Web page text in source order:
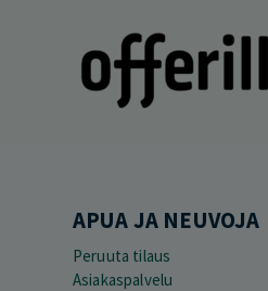
APUA JA NEUVOJA
Peruuta tilaus
Asiakaspalvelu